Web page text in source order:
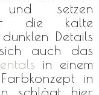
und setzen
die kalte
Details
auch das
in einem
in